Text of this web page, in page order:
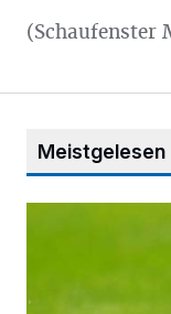
(Schaufenster
Meistgelesen